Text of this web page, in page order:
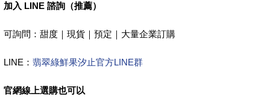
加入 LINE 諮詢（推薦）
可詢問：甜度｜現貨｜預定｜大量企業訂購
LINE： 翡翠綠鮮果汐止官方LINE群
官網線上選購也可以